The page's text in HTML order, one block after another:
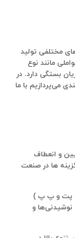
مختلفی تولید
مانند نوع
بستگی دارد. در
می‌پردازیم با ما
و انعطاف
ها در صنعت
پت و پ پ )
نوشیدنی‌ها و